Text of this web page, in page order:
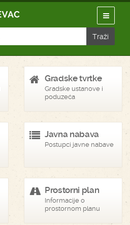
Gradske tvrtke
Gradske ustanove i
poduzeća
Javna nabava
Postupci javne nabave
Prostorni plan
Informacije o
prostornom planu